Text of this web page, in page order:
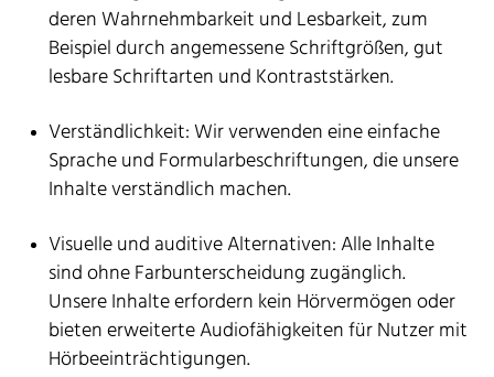
deren Wahrnehmbarkeit und Lesbarkeit, zum
Beispiel durch angemessene Schriftgrößen, gut
lesbare Schriftarten und Kontraststärken.
Verständlichkeit: Wir verwenden eine einfache
Sprache und Formularbeschriftungen, die unsere
Inhalte verständlich machen.
Visuelle und auditive Alternativen: Alle Inhalte
sind ohne Farbunterscheidung zugänglich.
Unsere Inhalte erfordern kein Hörvermögen oder
bieten erweiterte Audiofähigkeiten für Nutzer mit
Hörbeeinträchtigungen.